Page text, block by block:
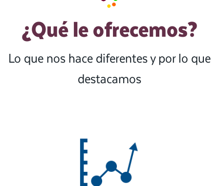
¿Qué le ofrecemos?
Lo que nos hace diferentes y por lo que
destacamos